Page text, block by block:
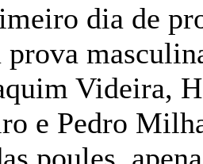
dia de
Videira,
e Pedro